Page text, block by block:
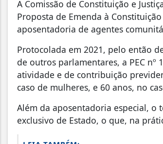
A Comissão de Constituição e
Proposta de Emenda à
aposentadoria de agentes
Protocolada em 2021, pelo então
de outros parlamentares, a PEC
atividade e de contribuição
caso de mulheres, e 60 anos, no
Além da aposentadoria especial, o
exclusivo de Estado, o que, na